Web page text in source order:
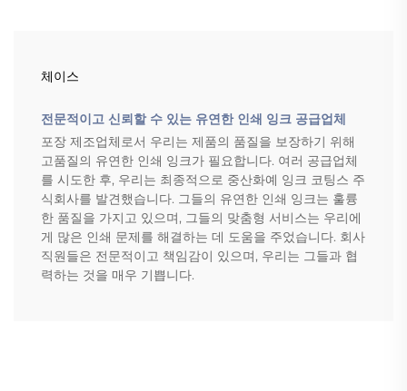
체이스
전문적이고 신뢰할 수 있는 유연한 인쇄 잉크 공급업체
포장 제조업체로서 우리는 제품의 품질을 보장하기 위해
고품질의 유연한 인쇄 잉크가 필요합니다. 여러 공급업체
를 시도한 후, 우리는 최종적으로 중산화예 잉크 코팅스 주
식회사를 발견했습니다. 그들의 유연한 인쇄 잉크는 훌륭
한 품질을 가지고 있으며, 그들의 맞춤형 서비스는 우리에
게 많은 인쇄 문제를 해결하는 데 도움을 주었습니다. 회사
직원들은 전문적이고 책임감이 있으며, 우리는 그들과 협
력하는 것을 매우 기쁩니다.